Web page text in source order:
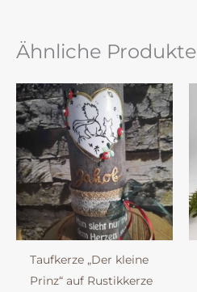
Ähnliche Produkte
Taufkerze „Der kleine
Prinz“ auf Rustikkerze